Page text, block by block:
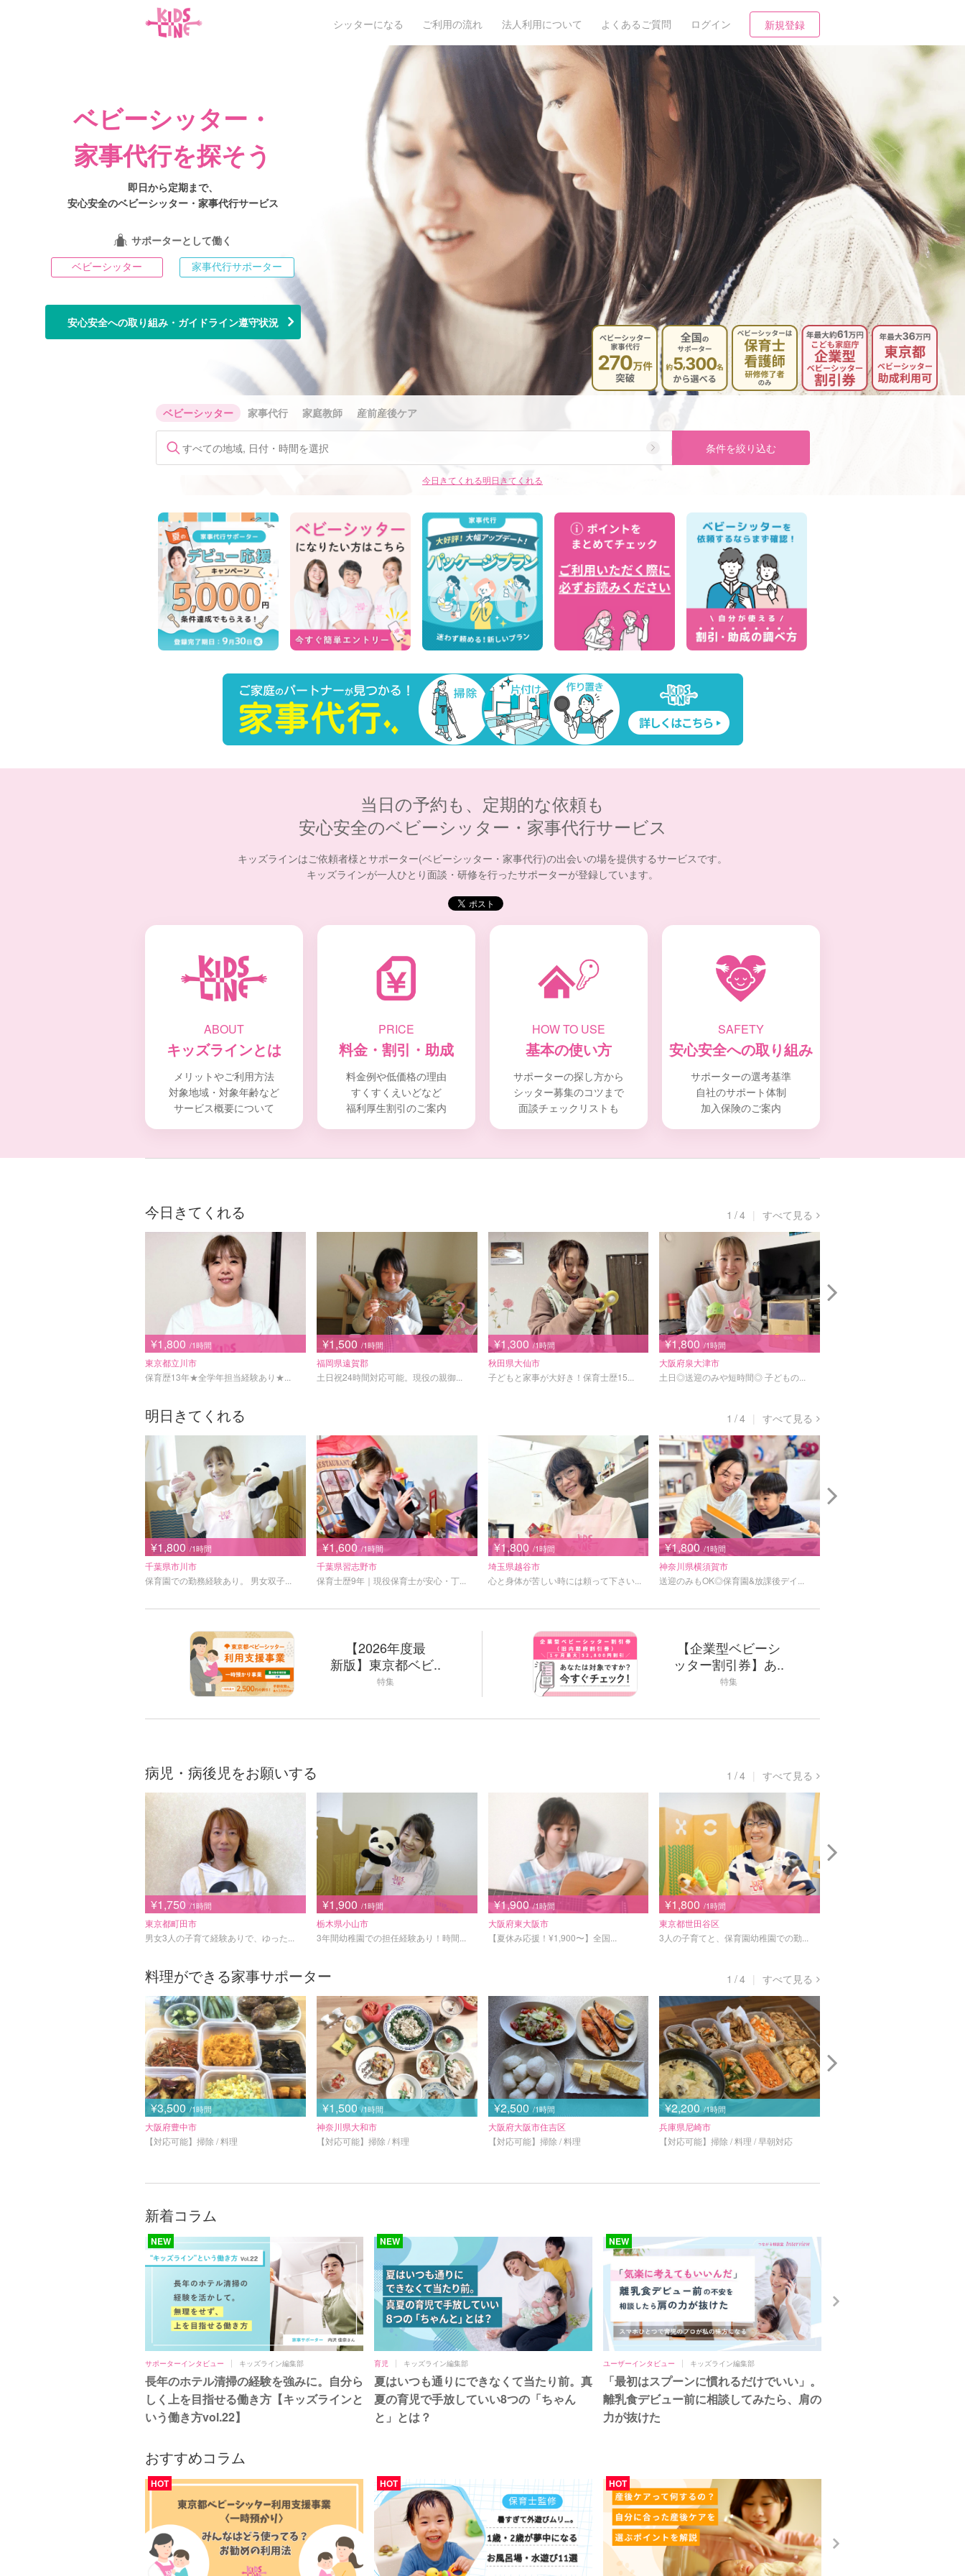
シッターになる ご利用の流れ 法人利用について よくあるご質問 ログイン 新規登録
ベビーシッター・
家事代行を探そう
即日から定期まで、
安心安全のベビーシッター・家事代行サービス
サポーターとして働く
ベビーシッター 家事代行サポーター
安心安全への取り組み・ガイドライン遵守状況
ベビーシッター 家事代行 家庭教師 産前産後ケア
すべての地域, 日付・時間を選択 条件を絞り込む
今日きてくれる明日きてくれる
当日の予約も、定期的な依頼も
安心安全のベビーシッター・家事代行サービス
キッズラインはご依頼者様とサポーター(ベビーシッター・家事代行)の出会いの場を提供するサービスです。
キッズラインが一人ひとり面談・研修を行ったサポーターが登録しています。
ABOUT
キッズラインとは
メリットやご利用方法
対象地域・対象年齢など
サービス概要について
PRICE
料金・割引・助成
料金例や低価格の理由
すくすくえいどなど
福利厚生割引のご案内
HOW TO USE
基本の使い方
サポーターの探し方から
シッター募集のコツまで
面談チェックリストも
SAFETY
安心安全への取り組み
サポーターの選考基準
自社のサポート体制
加入保険のご案内
今日きてくれる すべて見る
1 /4
¥1,800 /1時間
東京都立川市
保育歴13年★全学年担当経験あり★...
¥1,500 /1時間
福岡県遠賀郡
土日祝24時間対応可能。現役の親御...
¥1,300 /1時間
秋田県大仙市
子どもと家事が大好き！保育士歴15...
¥1,800 /1時間
大阪府泉大津市
土日◎送迎のみや短時間◎ 子どもの...
明日きてくれる すべて見る
1 /4
¥1,800 /1時間
千葉県市川市
保育園での勤務経験あり。 男女双子...
¥1,600 /1時間
千葉県習志野市
保育士歴9年｜現役保育士が安心・丁...
¥1,800 /1時間
埼玉県越谷市
心と身体が苦しい時には頼って下さい...
¥1,800 /1時間
神奈川県横須賀市
送迎のみもOK◎保育園&放課後デイ...
【2026年度最
新版】東京都ベビ..
特集
【企業型ベビーシ
ッター割引券】あ..
特集
病児・病後児をお願いする すべて見る
1 /4
¥1,750 /1時間
東京都町田市
男女3人の子育て経験ありで、ゆった...
¥1,900 /1時間
栃木県小山市
3年間幼稚園での担任経験あり！時間...
¥1,900 /1時間
大阪府東大阪市
【夏休み応援！¥1,900〜】全国...
¥1,800 /1時間
東京都世田谷区
3人の子育てと、保育園幼稚園での勤...
料理ができる家事サポーター すべて見る
1 /4
¥3,500 /1時間
大阪府豊中市
【対応可能】掃除 / 料理
¥1,500 /1時間
神奈川県大和市
【対応可能】掃除 / 料理
¥2,500 /1時間
大阪府大阪市住吉区
【対応可能】掃除 / 料理
¥2,200 /1時間
兵庫県尼崎市
【対応可能】掃除 / 料理 / 早朝対応
新着コラム
NEW
サポーターインタビュー キッズライン編集部
長年のホテル清掃の経験を強みに。自分ら
しく上を目指せる働き方【キッズラインと
いう働き方vol.22】
NEW
育児 キッズライン編集部
夏はいつも通りにできなくて当たり前。真
夏の育児で手放していい8つの「ちゃん
と」とは？
NEW
ユーザーインタビュー キッズライン編集部
「最初はスプーンに慣れるだけでいい」。
離乳食デビュー前に相談してみたら、肩の
力が抜けた
おすすめコラム
HOT HOT HOT